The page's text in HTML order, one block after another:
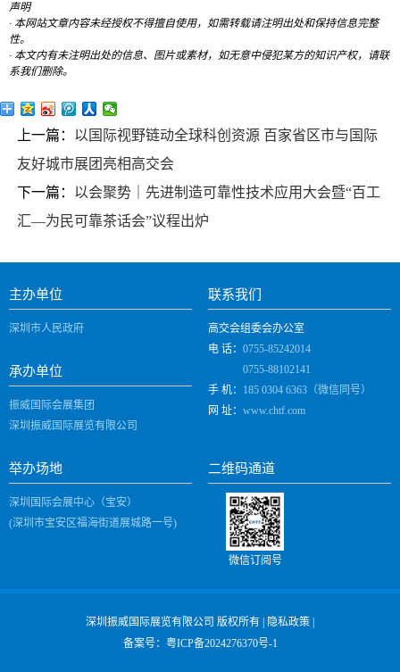
声明
· 本网站文章内容未经授权不得擅自使用，如需转载请注明出处和保持信息完整
性。
· 本文内有未注明出处的信息、图片或素材，如无意中侵犯某方的知识产权，请联
系我们删除。
上一篇： 以国际视野链动全球科创资源 百家省区市与国际
友好城市展团亮相高交会
下一篇： 以会聚势｜先进制造可靠性技术应用大会暨“百工
汇—为民可靠茶话会”议程出炉
主办单位
深圳市人民政府
承办单位
振威国际会展集团
深圳振威国际展览有限公司
联系我们
高交会组委会办公室
电 话： 0755-85242014
0755-88102141
手 机：
185 0304 6363（微信同号）
网 址： www.chtf.com
举办场地
深圳国际会展中心（宝安）
(深圳市宝安区福海街道展城路一号)
二维码通道
微信订阅号
深圳振威国际展览有限公司 版权所有 | 隐私政策
备案号： 粤ICP备2024276370号-1